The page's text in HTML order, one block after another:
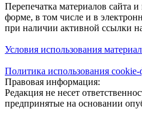
Перепечатка материалов сайта
форме, в том числе и в
при наличии активной ссылки
Условия использования
Политика использования cookie-
Правовая информация:
Редакция не несет
предпринятые на основании